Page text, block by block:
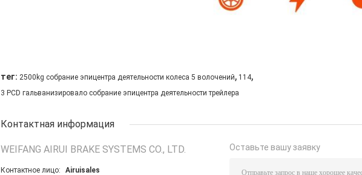
тег: 2500kg собрание эпицентра деятельности колеса 5 волочений, 114,
3 PCD гальванизировало собрание эпицентра деятельности трейлера
Контактная информация
WEIFANG AIRUI BRAKE SYSTEMS CO., LTD.
Контактное лицо:
Airuisales
Оставьте вашу заявку